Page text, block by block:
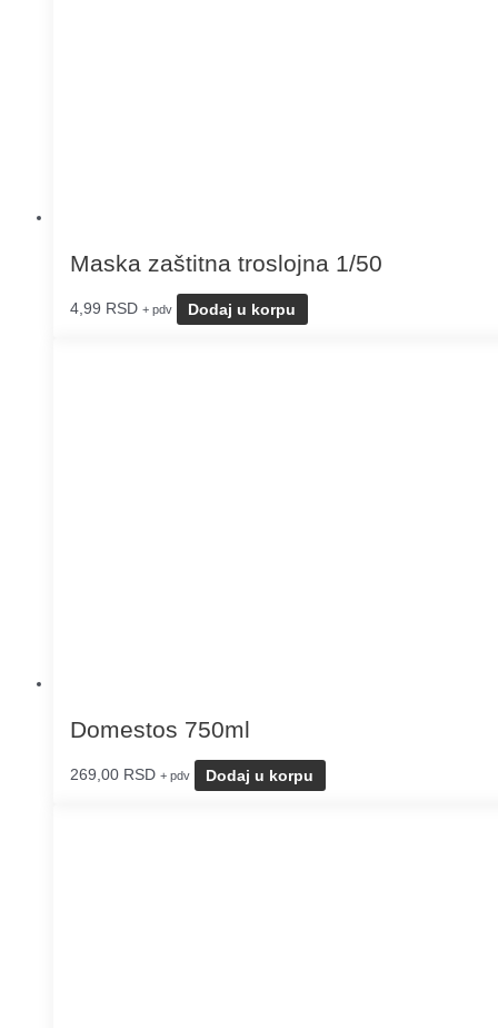
Maska zaštitna troslojna 1/50
4,99 RSD + pdv Dodaj u korpu
Domestos 750ml
269,00 RSD + pdv Dodaj u korpu